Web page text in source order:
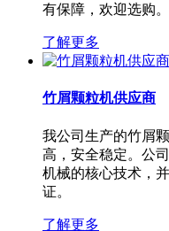
有保障，欢迎选购。
了解更多
竹屑颗粒机供应商
我公司生产的竹屑
高，安全稳定。公
机械的核心技术，
证。
了解更多